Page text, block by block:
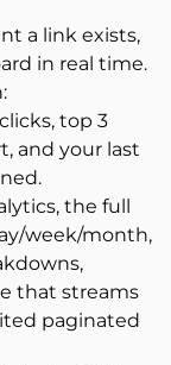
a link exists,
in real time.
top 3
and your last
the full
week/month,
that streams
paginated